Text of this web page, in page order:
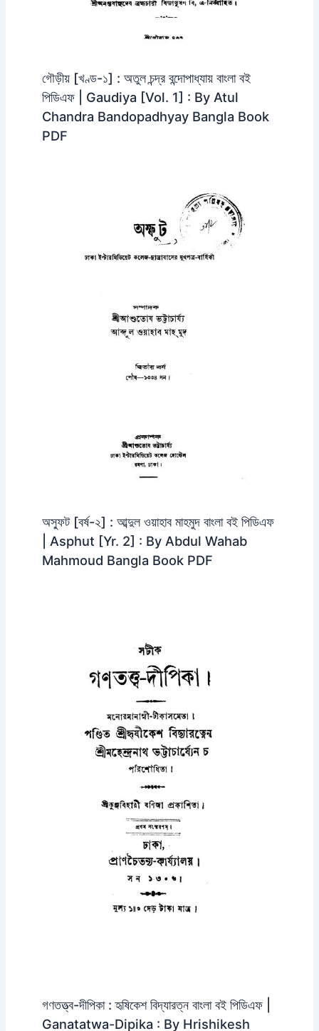
গৌড়ীয় [খণ্ড-১] : অতুল চন্দ্র বন্দোপাধ্যায় বাংলা বই
পিডিএফ | Gaudiya [Vol. 1] : By Atul
Chandra Bandopadhyay Bangla Book
PDF
অস্ফুট [বর্ষ-২] : আব্দুল ওয়াহাব মাহমুদ বাংলা বই পিডিএফ
| Asphut [Yr. 2] : By Abdul Wahab
Mahmoud Bangla Book PDF
গণতত্ত্ব-দীপিকা : হৃষিকেশ বিদ্যারত্ন বাংলা বই পিডিএফ |
Ganatatwa-Dipika : By Hrishikesh